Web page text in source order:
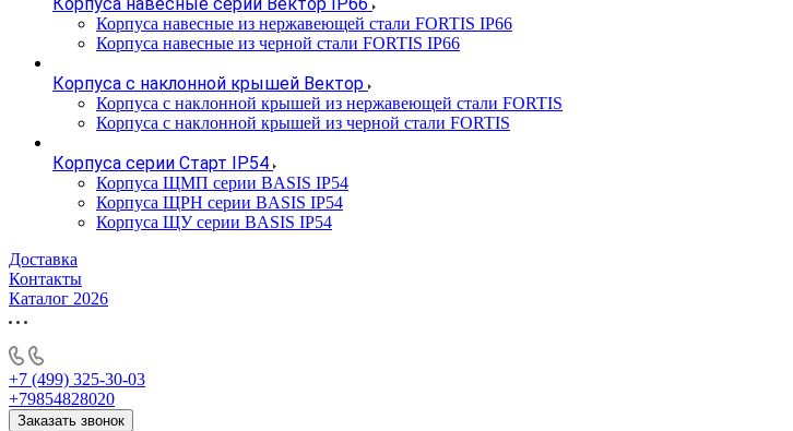
Корпуса навесные из нержавеющей стали FORTIS IP66
Корпуса навесные из черной стали FORTIS IP66
Корпуса с наклонной крышей Вектор
Корпуса с наклонной крышей из нержавеющей стали FORTIS
Корпуса с наклонной крышей из черной стали FORTIS
Корпуса серии Старт IP54
Корпуса ЩМП серии BASIS IP54
Корпуса ЩРН серии BASIS IP54
Корпуса ЩУ серии BASIS IP54
Доставка
Контакты
Каталог 2026
+7 (499) 325-30-03
+79854828020
Заказать звонок